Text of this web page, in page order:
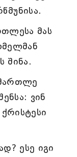
მას
შინა.
ვინ
ესე იგი